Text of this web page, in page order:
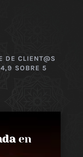
DE CLIENT@S
SOBRE 5
en